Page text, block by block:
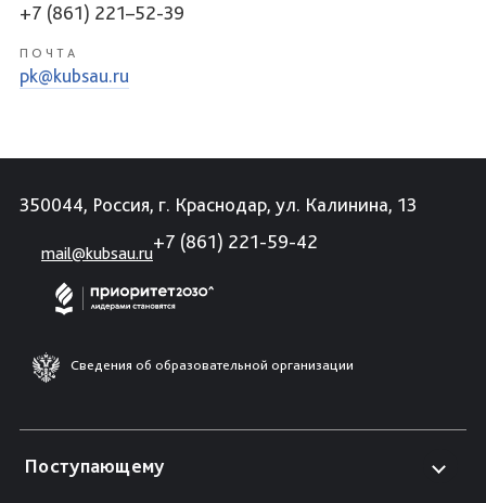
+7 (861) 221–52-39
ПОЧТА
pk@kubsau.ru
350044, Россия, г. Краснодар, ул. Калинина, 13
mail@kubsau.ru
+7 (861) 221-59-42
Сведения об образовательной организации
Поступающему